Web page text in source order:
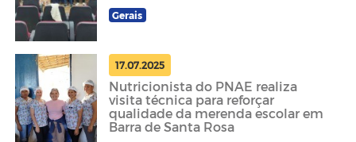
Gerais
17.07.2025
Nutricionista do PNAE realiza
visita técnica para reforçar
qualidade da merenda escolar em
Barra de Santa Rosa